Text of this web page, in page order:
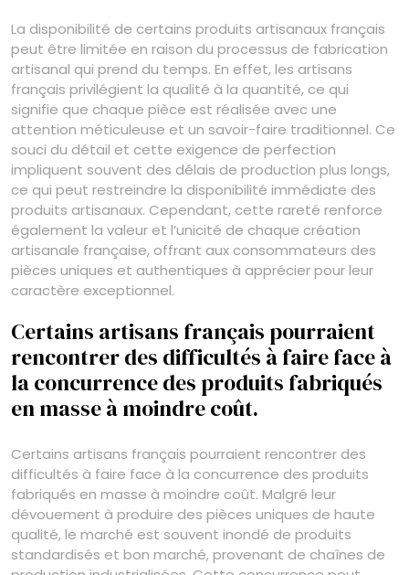
La disponibilité de certains produits artisanaux français
peut être limitée en raison du processus de fabrication
artisanal qui prend du temps. En effet, les artisans
français privilégient la qualité à la quantité, ce qui
signifie que chaque pièce est réalisée avec une
attention méticuleuse et un savoir-faire traditionnel. Ce
souci du détail et cette exigence de perfection
impliquent souvent des délais de production plus longs,
ce qui peut restreindre la disponibilité immédiate des
produits artisanaux. Cependant, cette rareté renforce
également la valeur et l’unicité de chaque création
artisanale française, offrant aux consommateurs des
pièces uniques et authentiques à apprécier pour leur
caractère exceptionnel.
Certains artisans français pourraient
rencontrer des difficultés à faire face à
la concurrence des produits fabriqués
en masse à moindre coût.
Certains artisans français pourraient rencontrer des
difficultés à faire face à la concurrence des produits
fabriqués en masse à moindre coût. Malgré leur
dévouement à produire des pièces uniques de haute
qualité, le marché est souvent inondé de produits
standardisés et bon marché, provenant de chaînes de